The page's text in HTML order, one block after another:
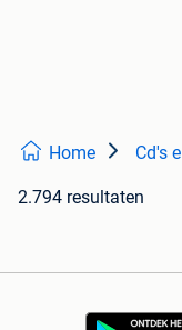
Home Cd's
2.794 resultaten